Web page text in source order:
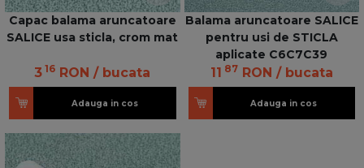
Capac balama aruncatoare
SALICE usa sticla, crom mat
3 16 RON / bucata
Adauga in cos
Balama aruncatoare SALICE
pentru usi de STICLA
aplicate C6C7C39
11 87 RON / bucata
Adauga in cos